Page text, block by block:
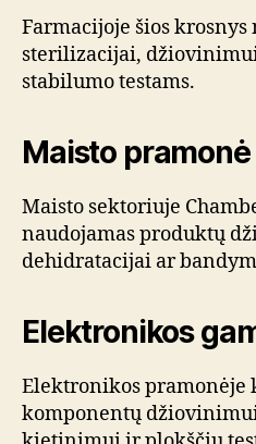
Farmacijoje šios krosnys
sterilizacijai,
stabilumo testams.
Maisto pramonė
Maisto sektoriuje
naudojamas produktų
dehidratacijai ar
Elektronikos
Elektronikos pramonėje
komponentų